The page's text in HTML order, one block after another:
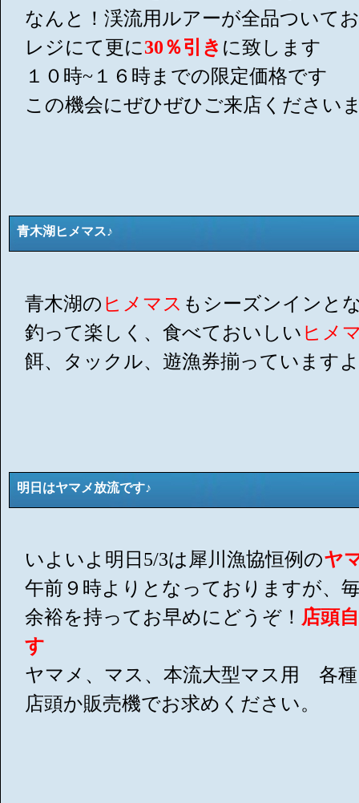
なんと！渓流用ルアーが全品ついて
レジにて更に30％引き に致します
１０時~１６時までの限定価格です
この機会にぜひぜひご来店ください
青木湖ヒメマス♪
青木湖の ヒメマス もシーズンインと
釣って楽しく、食べておいしい ヒメ
餌、タックル、遊漁券揃っていますよ
明日はヤマメ放流です♪
いよいよ明日5/3は犀川漁協恒例のヤ
午前９時よりとなっておりますが、
余裕を持ってお早めにどうぞ！ 店頭
す
ヤマメ、マス、本流大型マス用 各
店頭か販売機でお求めくださ い。